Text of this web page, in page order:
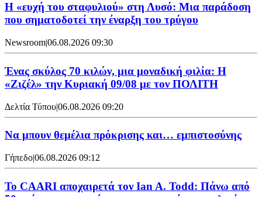
Η «ευχή του σταφυλιού» στη Λυσό: Μια παράδοση
που σηματοδοτεί την έναρξη του τρύγου
Newsroom|06.08.2026 09:30
Ένας σκύλος 70 κιλών, μια μοναδική φιλία: Η
«Ζιζέλ» την Κυριακή 09/08 με τον ΠΟΛΙΤΗ
Δελτία Τύπου|06.08.2026 09:20
Να μπουν θεμέλια πρόκρισης και… εμπιστοσύνης
Γήπεδο|06.08.2026 09:12
Το CAARI αποχαιρετά τον Ian A. Todd: Πάνω από